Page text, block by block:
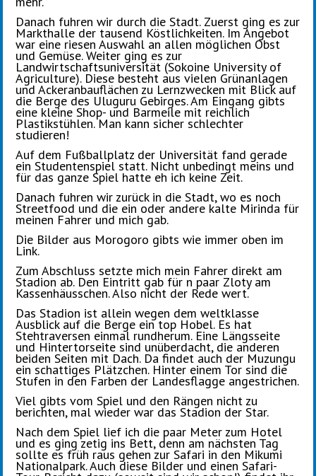
Danach fuhren wir durch die Stadt. Zuerst ging es zur
Markthalle der tausend Köstlichkeiten. Im Angebot
war eine riesen Auswahl an allen möglichen Obst
und Gemüse. Weiter ging es zur
Landwirtschaftsuniversität (Sokoine University of
Agriculture). Diese besteht aus vielen Grünanlagen
und Ackeranbauflächen zu Lernzwecken mit Blick auf
die Berge des Uluguru Gebirges. Am Eingang gibts
eine kleine Shop- und Barmeile mit reichlich
Plastikstühlen. Man kann sicher schlechter
studieren!
Auf dem Fußballplatz der Universität fand gerade
ein Studentenspiel statt. Nicht unbedingt meins und
für das ganze Spiel hatte eh ich keine Zeit.
Danach fuhren wir zurück in die Stadt, wo es noch
Streetfood und die ein oder andere kalte Mirinda für
meinen Fahrer und mich gab.
Die Bilder aus Morogoro gibts wie immer oben im
Link.
Zum Abschluss setzte mich mein Fahrer direkt am
Stadion ab. Den Eintritt gab für n paar Zloty am
Kassenhäusschen. Also nicht der Rede wert.
Das Stadion ist allein wegen dem weltklasse
Ausblick auf die Berge ein top Hobel. Es hat
Stehtraversen einmal rundherum. Eine Längsseite
und Hintertorseite sind unüberdacht, die anderen
beiden Seiten mit Dach. Da findet auch der Muzungu
ein schattiges Plätzchen. Hinter einem Tor sind die
Stufen in den Farben der Landesflagge angestrichen.
Viel gibts vom Spiel und den Rängen nicht zu
berichten, mal wieder war das Stadion der Star.
Nach dem Spiel lief ich die paar Meter zum Hotel
und es ging zetig ins Bett, denn am nächsten Tag
sollte es früh raus gehen zur Safari in den Mikumi
Nationalpark. Auch diese Bilder und einen Safari-